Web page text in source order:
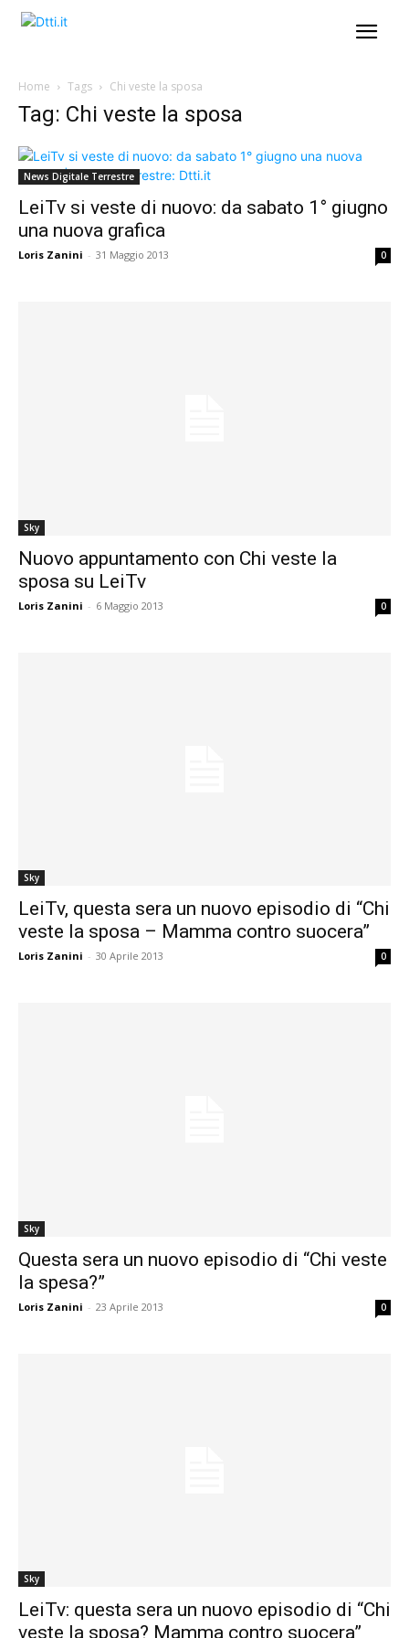
Home Tags Chi veste la sposa
Tag: Chi veste la sposa
News Digitale Terrestre
LeiTv si veste di nuovo: da sabato 1° giugno
una nuova grafica
Loris Zanini - 31 Maggio 2013 0
Sky
Nuovo appuntamento con Chi veste la
sposa su LeiTv
Loris Zanini - 6 Maggio 2013 0
Sky
LeiTv, questa sera un nuovo episodio di “Chi
veste la sposa – Mamma contro suocera”
Loris Zanini - 30 Aprile 2013 0
Sky
Questa sera un nuovo episodio di “Chi veste
la spesa?”
Loris Zanini - 23 Aprile 2013 0
Sky
LeiTv: questa sera un nuovo episodio di “Chi
veste la sposa? Mamma contro suocera”